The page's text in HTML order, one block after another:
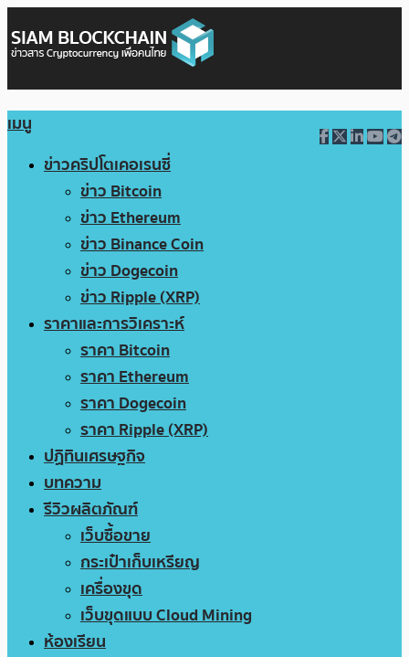
เมนู
ข่าวคริปโตเคอเรนซี่
ข่าว Bitcoin
ข่าว Ethereum
ข่าว Binance Coin
ข่าว Dogecoin
ข่าว Ripple (XRP)
ราคาและการวิเคราะห์
ราคา Bitcoin
ราคา Ethereum
ราคา Dogecoin
ราคา Ripple (XRP)
ปฏิทินเศรษฐกิจ
บทความ
รีวิวผลิตภัณฑ์
เว็บซื้อขาย
กระเป๋าเก็บเหรียญ
เครื่องขุด
เว็บขุดแบบ Cloud Mining
ห้องเรียน